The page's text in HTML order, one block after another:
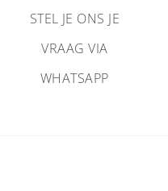
STEL JE ONS JE
VRAAG VIA
WHATSAPP